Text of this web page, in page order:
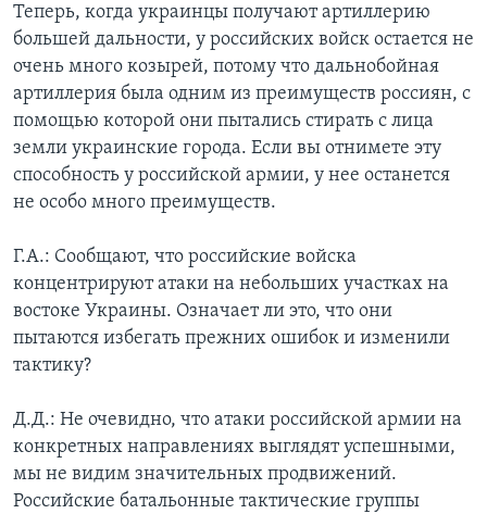
Теперь, когда украинцы получают артиллерию
большей дальности, у российских войск остается не
очень много козырей, потому что дальнобойная
артиллерия была одним из преимуществ россиян, с
помощью которой они пытались стирать с лица
земли украинские города. Если вы отнимете эту
способность у российской армии, у нее останется
не особо много преимуществ.
Г.А.: Сообщают, что российские войска
концентрируют атаки на небольших участках на
востоке Украины. Означает ли это, что они
пытаются избегать прежних ошибок и изменили
тактику?
Д.Д.: Не очевидно, что атаки российской армии на
конкретных направлениях выглядят успешными,
мы не видим значительных продвижений.
Российские батальонные тактические группы